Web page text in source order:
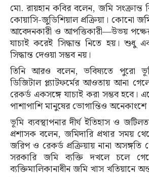
মো. রায়হান কবির বলেন, জমি সংক্রান্ত
কোয়াসি-জুডিশিয়াল প্রক্রিয়া। কোনো
আবেদনকারী ও আপত্তিকারী—উভয়
যাচাই করেই সিদ্ধান্ত নিতে হয়। শুধু
সিদ্ধান্ত দেওয়া সম্ভব নয়।
তিনি আরও বলেন, ভবিষ্যতে পুরো
ডিজিটাল প্ল্যাটফর্মের আওতায় আনা
রেকর্ড একসঙ্গে যাচাই করা সম্ভব হবে।
পাশাপাশি মানুষের ভোগান্তিও অনেকাংশে
ভূমি ব্যবস্থাপনার দীর্ঘ ইতিহাস ও
প্রশাসক বলেন, জমিদারি প্রথার সময়
জরিপ ও রেকর্ড প্রক্রিয়ায় নানা
সরকারি জমি ব্যক্তি দখলে চলে
ব্যক্তিমালিকানাধীন জমি খাস খতিয়ানে